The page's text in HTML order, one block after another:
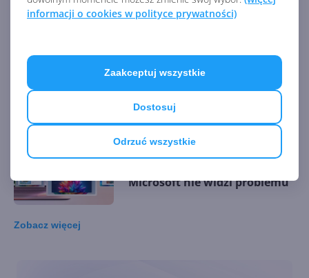
informacji o cookies w polityce prywatności)
Odrzuć wszystkie
Dostosuj
Zaakceptuj wszystkie
kontenerów i agentów
Microsoft ułatwia usuwanie
Copilota z Windows 11.
Dostępna nowa metoda
Słynna funkcja AI w Windows
Microsoft nie widzi problemu
Zobacz więcej